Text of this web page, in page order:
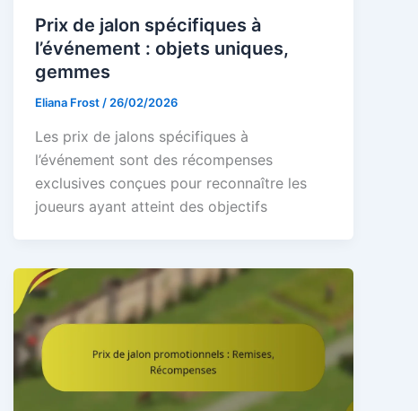
Prix de jalon spécifiques à
l’événement : objets uniques,
gemmes
Eliana Frost / 26/02/2026
Les prix de jalons spécifiques à
l’événement sont des récompenses
exclusives conçues pour reconnaître les
joueurs ayant atteint des objectifs